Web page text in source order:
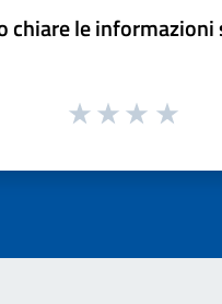
chiare le informazioni